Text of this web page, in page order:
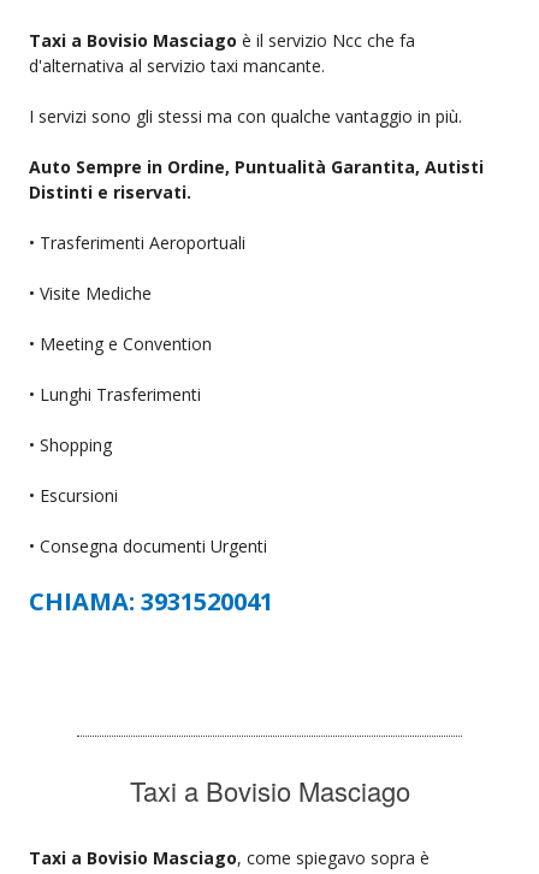
Taxi a Bovisio Masciago è il servizio Ncc che fa
d'alternativa al servizio taxi mancante.
I servizi sono gli stessi ma con qualche vantaggio in più.
Auto Sempre in Ordine, Puntualità Garantita, Autisti
Distinti e riservati.
• Trasferimenti Aeroportuali
• Visite Mediche
• Meeting e Convention
• Lunghi Trasferimenti
• Shopping
• Escursioni
• Consegna documenti Urgenti
CHIAMA: 3931520041
Taxi a Bovisio Masciago
Taxi a Bovisio Masciago, come spiegavo sopra è